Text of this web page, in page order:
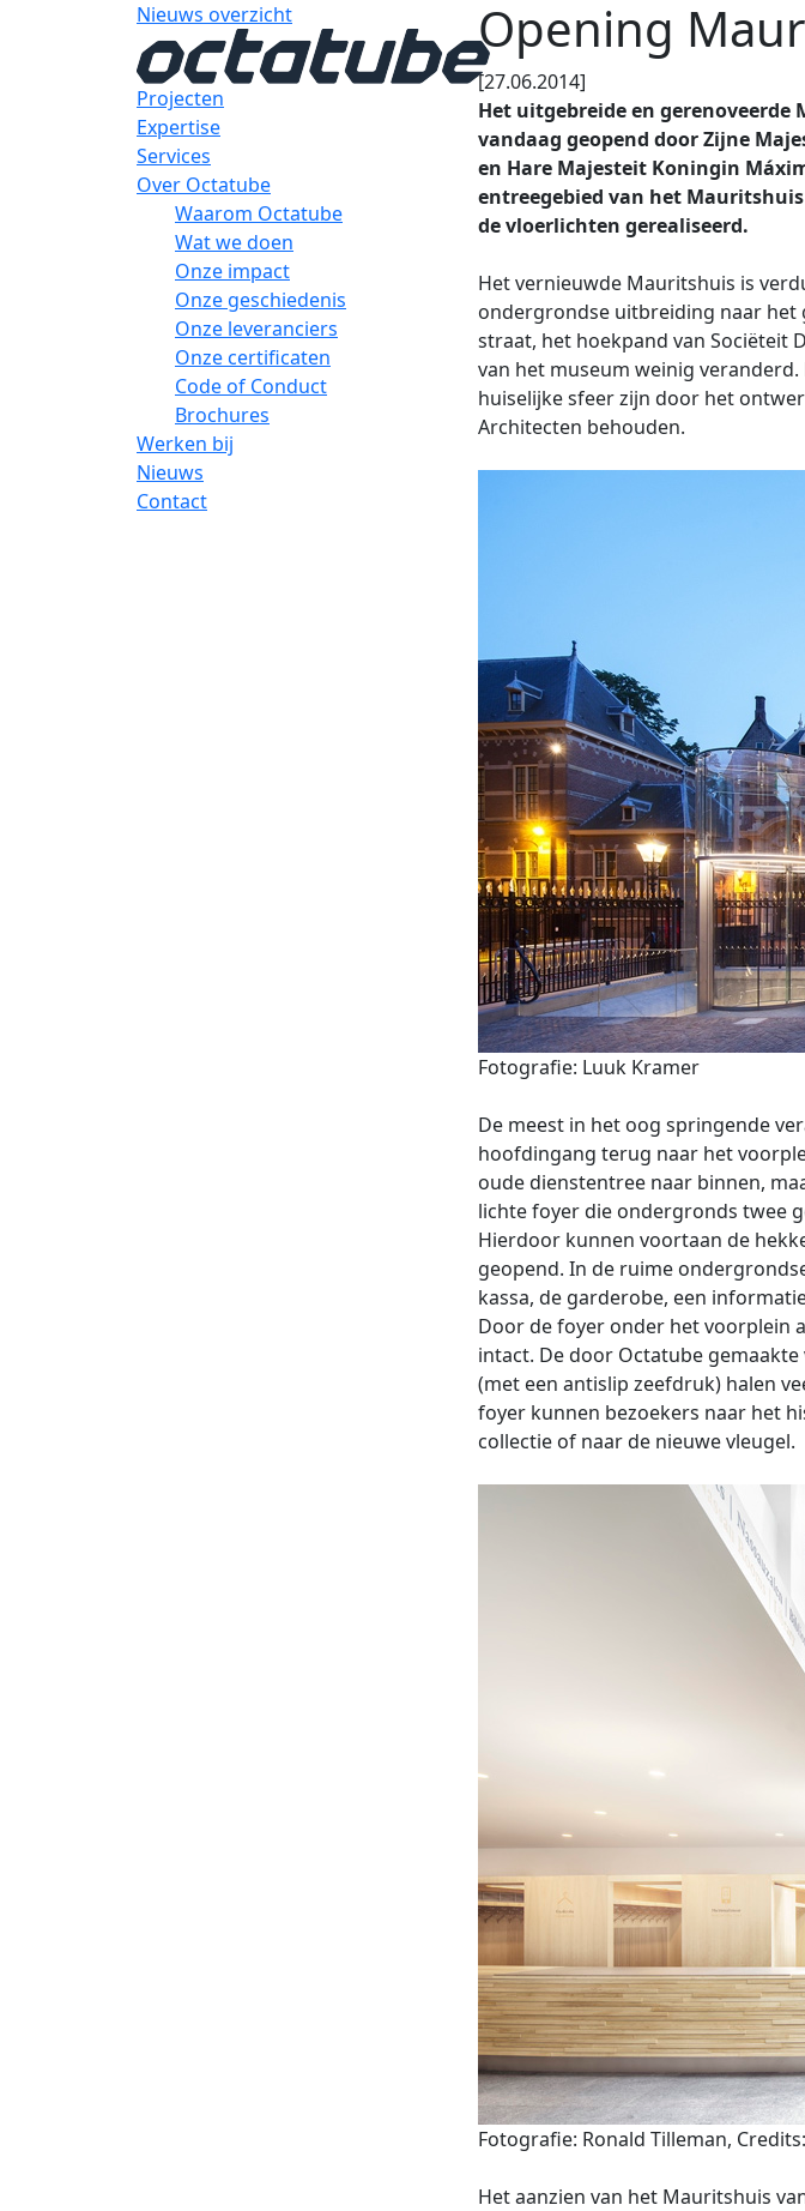
Projecten
Expertise
Services
Over Octatube
Waarom Octatube
Wat we doen
Onze impact
Onze geschiedenis
Onze leveranciers
Onze certificaten
Code of Conduct
Brochures
Werken bij
Nieuws
Contact
Nieuws overzicht Opening
[27.06.2014]
Het uitgebreide en
vandaag geopend door Zijne
en Hare Majesteit Koningin
entreegebied van het
de vloerlichten gerealiseerd.
Het vernieuwde Mauritshuis is
ondergrondse uitbreiding naar het
straat, het hoekpand van Sociëteit
van het museum weinig
huiselijke sfeer zijn door het
Architecten behouden.
Fotografie: Luuk Kramer
De meest in het oog springende
hoofdingang terug naar het
oude dienstentree naar binnen,
lichte foyer die ondergronds twee
Hierdoor kunnen voortaan de
geopend. In de ruime
kassa, de garderobe, een
Door de foyer onder het voorplein
intact. De door Octatube
(met een antislip zeefdruk) halen
foyer kunnen bezoekers naar het
collectie of naar de nieuwe vleugel.
Fotografie: Ronald Tilleman,
Het aanzien van het Mauritshuis